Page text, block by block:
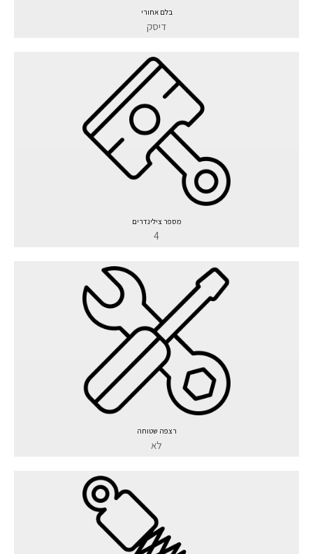
בלם אחורי
דיסק
מספר צילינדרים
4
רצפה שטוחה
לא